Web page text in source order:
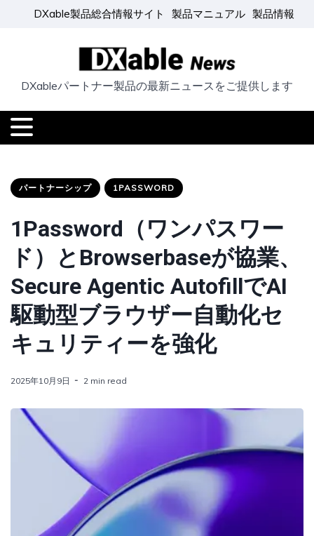
DXable製品総合情報サイト 製品マニュアル 製品情報
DXableパートナー製品の最新ニュースをご提供します
パートナーシップ 1PASSWORD
1Password（ワンパスワー
ド）とBrowserbaseが協業、
Secure Agentic AutofillでAI
駆動型ブラウザー自動化セ
キュリティーを強化
2025年10月9日 2 min read